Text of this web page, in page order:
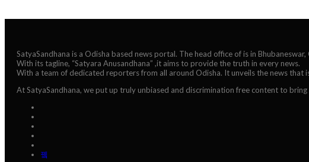
SatyaSandhana is a Odisha based news portal. The head office of is in Bhubaneswar,
With its tagline, “Satyara Anusandhana” ,it aims to provide the truth in every news.
With a team of dedicated reporters from all around Odisha. It unveils the news that
At SatyaSandhana, we put up truly unbiased and discrimination free content to